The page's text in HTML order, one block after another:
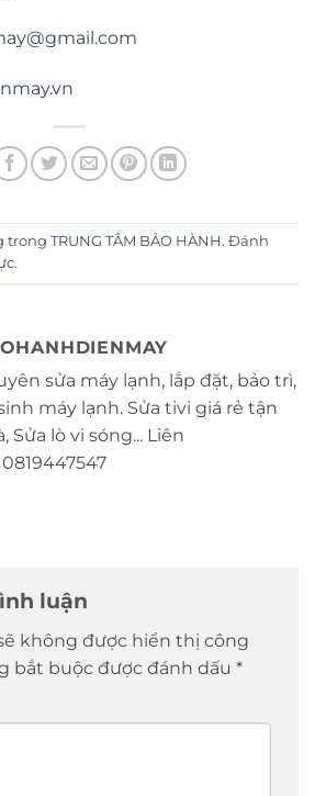
trong TRUNG TÂM BẢO HÀNH. Đánh
.
sửa máy lạnh, lắp đặt, bảo trì,
máy lạnh. Sửa tivi giá rẻ tận
Sửa lò vi sóng... Liên
luận
không được hiển thị công
bắt buộc được đánh dấu *